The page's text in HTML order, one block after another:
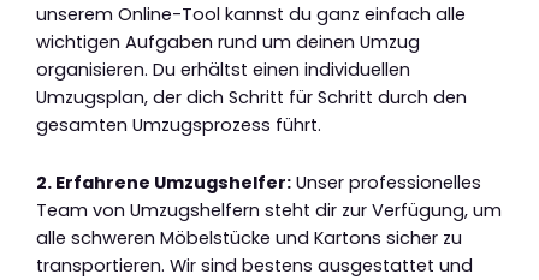
unserem Online-Tool kannst du ganz einfach alle
wichtigen Aufgaben rund um deinen Umzug
organisieren. Du erhältst einen individuellen
Umzugsplan, der dich Schritt für Schritt durch den
gesamten Umzugsprozess führt.
2. Erfahrene Umzugshelfer: Unser professionelles
Team von Umzugshelfern steht dir zur Verfügung, um
alle schweren Möbelstücke und Kartons sicher zu
transportieren. Wir sind bestens ausgestattet und